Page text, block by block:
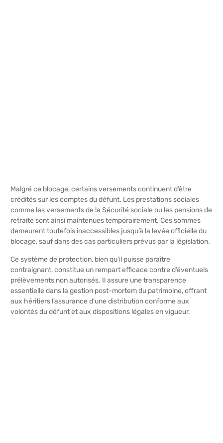
Malgré ce blocage, certains versements continuent d’être
crédités sur les comptes du défunt. Les prestations sociales
comme les versements de la Sécurité sociale ou les pensions de
retraite sont ainsi maintenues temporairement. Ces sommes
demeurent toutefois inaccessibles jusqu’à la levée officielle du
blocage, sauf dans des cas particuliers prévus par la législation.
Ce système de protection, bien qu’il puisse paraître
contraignant, constitue un rempart efficace contre d’éventuels
prélèvements non autorisés. Il assure une transparence
essentielle dans la gestion post-mortem du patrimoine, offrant
aux héritiers l’assurance d’une distribution conforme aux
volontés du défunt et aux dispositions légales en vigueur.